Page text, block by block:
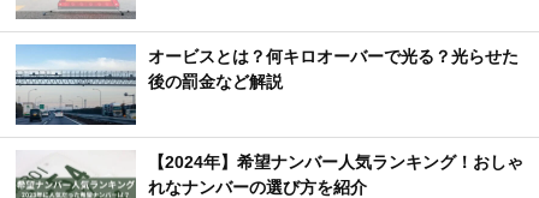
オービスとは？何キロオーバーで光る？光らせた
後の罰金など解説
【2024年】希望ナンバー人気ランキング！おしゃ
れなナンバーの選び方を紹介